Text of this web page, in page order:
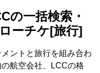
の一括検索・
ーチケ[旅行]
ントと旅行を組み合わ
航空会社、LCCの格